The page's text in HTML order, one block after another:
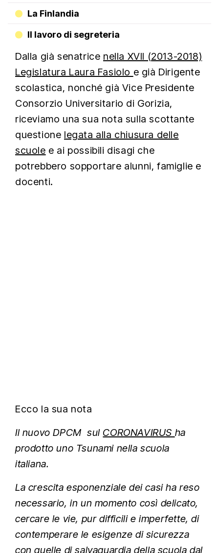
La Finlandia
Il lavoro di segreteria
Dalla già senatrice nella XVII (2013-2018)
Legislatura Laura Fasiolo e già Dirigente
scolastica, nonché già Vice Presidente
Consorzio Universitario di Gorizia,
riceviamo una sua nota sulla scottante
questione legata alla chiusura delle
scuole e ai possibili disagi che
potrebbero sopportare alunni, famiglie e
docenti.
Ecco la sua nota
Il nuovo DPCM sul CORONAVIRUS ha
prodotto uno Tsunami nella scuola
italiana.
La crescita esponenziale dei casi ha reso
necessario, in un momento così delicato,
cercare le vie, pur difficili e imperfette, di
contemperare le esigenze di sicurezza
con quelle di salvaguardia della scuola dal